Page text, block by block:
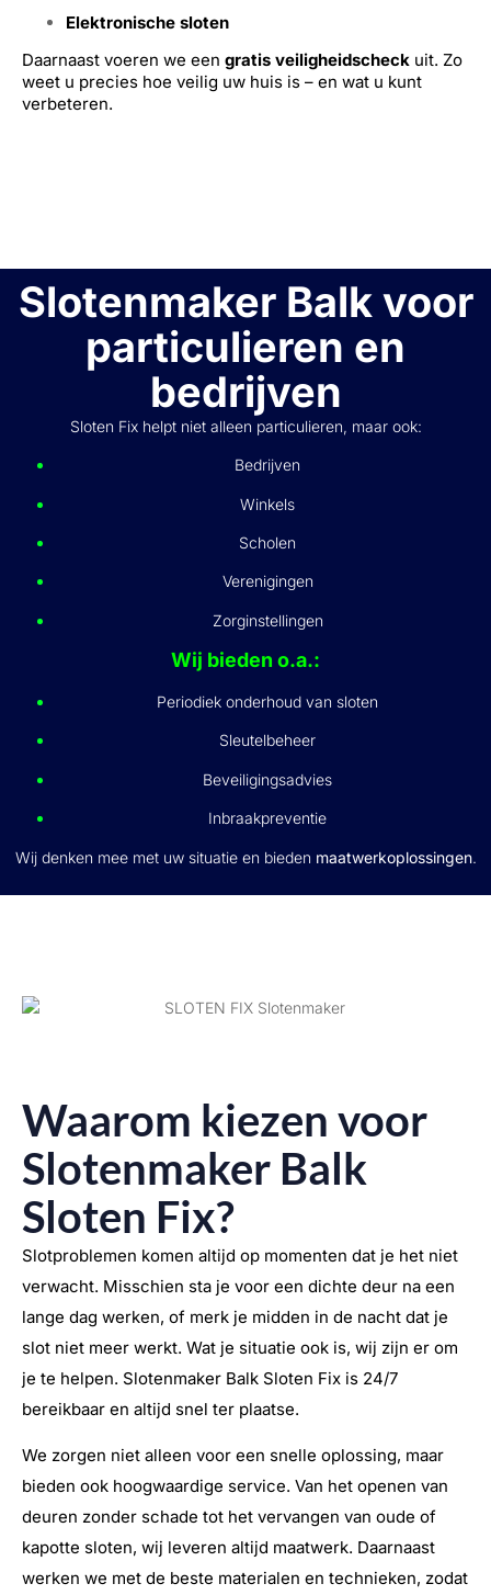
Elektronische sloten
Daarnaast voeren we een gratis veiligheidscheck uit. Zo
weet u precies hoe veilig uw huis is – en wat u kunt
verbeteren.
Slotenmaker Balk voor
particulieren en
bedrijven
Sloten Fix helpt niet alleen particulieren, maar ook:
Bedrijven
Winkels
Scholen
Verenigingen
Zorginstellingen
Wij bieden o.a.:
Periodiek onderhoud van sloten
Sleutelbeheer
Beveiligingsadvies
Inbraakpreventie
Wij denken mee met uw situatie en bieden maatwerkoplossingen.
Waarom kiezen voor
Slotenmaker Balk
Sloten Fix?
Slotproblemen komen altijd op momenten dat je het niet
verwacht. Misschien sta je voor een dichte deur na een
lange dag werken, of merk je midden in de nacht dat je
slot niet meer werkt. Wat je situatie ook is, wij zijn er om
je te helpen. Slotenmaker Balk Sloten Fix is 24/7
bereikbaar en altijd snel ter plaatse.
We zorgen niet alleen voor een snelle oplossing, maar
bieden ook hoogwaardige service. Van het openen van
deuren zonder schade tot het vervangen van oude of
kapotte sloten, wij leveren altijd maatwerk. Daarnaast
werken we met de beste materialen en technieken, zodat